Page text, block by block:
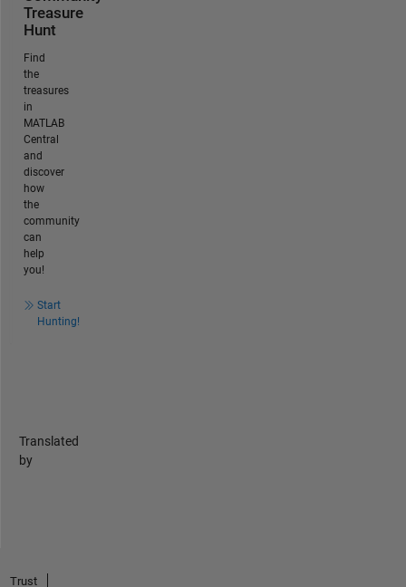
Treasure
Hunt
Find
the
treasures
in
MATLAB
Central
and
discover
how
the
community
can
help
you!
Start
Hunting!
Translated
by
Trust